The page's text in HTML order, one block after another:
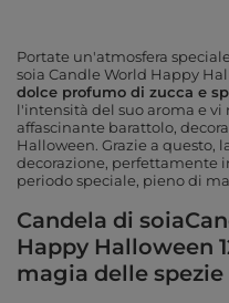
Portate un'atmosfera
soia Candle World Happy
dolce profumo di zucca e
l'intensità del suo aroma e vi
affascinante barattolo,
Halloween. Grazie a questo,
decorazione, perfettamente
periodo speciale, pieno di
Candela di
Happy Halloween
magia delle spezie